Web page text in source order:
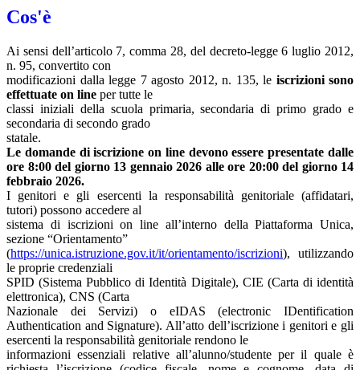
Cos'è
Ai sensi dell’articolo 7, comma 28, del decreto-legge 6 luglio 2012,
n. 95, convertito con
modificazioni dalla legge 7 agosto 2012, n. 135, le iscrizioni sono
effettuate on line per tutte le
classi iniziali della scuola primaria, secondaria di primo grado e
secondaria di secondo grado
statale.
Le domande di iscrizione on line devono essere presentate dalle
ore 8:00 del giorno 13 gennaio 2026 alle ore 20:00 del giorno 14
febbraio 2026.
I genitori e gli esercenti la responsabilità genitoriale (affidatari,
tutori) possono accedere al
sistema di iscrizioni on line all’interno della Piattaforma Unica,
sezione “Orientamento”
(https://unica.istruzione.gov.it/it/orientamento/iscrizioni), utilizzando
le proprie credenziali
SPID (Sistema Pubblico di Identità Digitale), CIE (Carta di identità
elettronica), CNS (Carta
Nazionale dei Servizi) o eIDAS (electronic IDentification
Authentication and Signature). All’atto dell’iscrizione i genitori e gli
esercenti la responsabilità genitoriale rendono le
informazioni essenziali relative all’alunno/studente per il quale è